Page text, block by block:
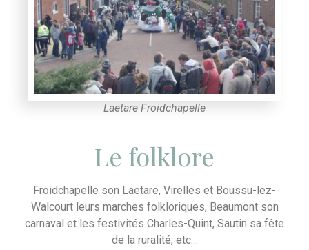
Laetare Froidchapelle
Le folklore
Froidchapelle son Laetare, Virelles et Boussu-lez-
Walcourt leurs marches folkloriques, Beaumont son
carnaval et les festivités Charles-Quint, Sautin sa fête
de la ruralité, etc…